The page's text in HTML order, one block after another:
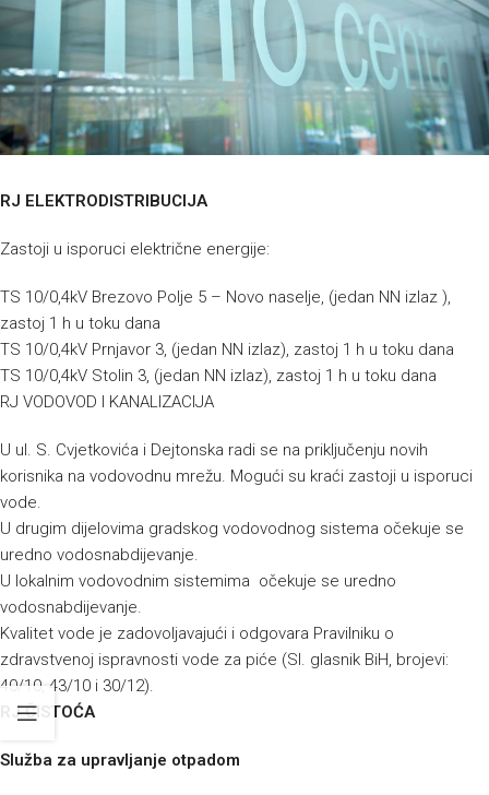
RJ ELEKTRODISTRIBUCIJA
Zastoji u isporuci električne energije:
TS 10/0,4kV Brezovo Polje 5 – Novo naselje, (jedan NN izlaz ),
zastoj 1 h u toku dana
TS 10/0,4kV Prnjavor 3, (jedan NN izlaz), zastoj 1 h u toku dana
TS 10/0,4kV Stolin 3, (jedan NN izlaz), zastoj 1 h u toku dana
RJ VODOVOD I KANALIZACIJA
U ul. S. Cvjetkovića i Dejtonska radi se na priključenju novih
korisnika na vodovodnu mrežu. Mogući su kraći zastoji u isporuci
vode.
U drugim dijelovima gradskog vodovodnog sistema očekuje se
uredno vodosnabdijevanje.
U lokalnim vodovodnim sistemima očekuje se uredno
vodosnabdijevanje.
Kvalitet vode je zadovoljavajući i odgovara Pravilniku o
zdravstvenoj ispravnosti vode za piće (Sl. glasnik BiH, brojevi:
40/10, 43/10 i 30/12).
RJ ČISTOĆA
Služba za upravljanje otpadom